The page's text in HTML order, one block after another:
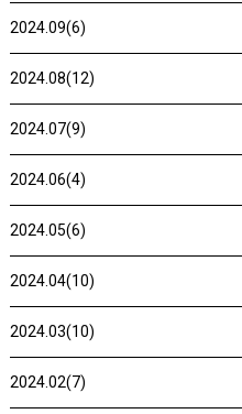
2024.09(6)
2024.08(12)
2024.07(9)
2024.06(4)
2024.05(6)
2024.04(10)
2024.03(10)
2024.02(7)